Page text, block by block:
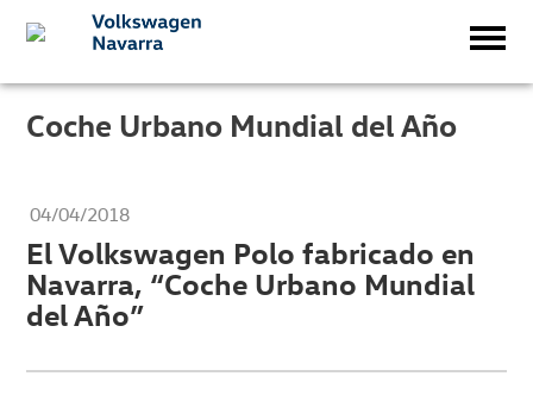
Coche Urbano Mundial del Año
04/04/2018
El Volkswagen Polo fabricado en
Navarra, “Coche Urbano Mundial
del Año”